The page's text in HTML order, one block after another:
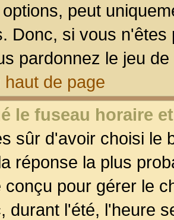
peut
Donc, si vous
pardonnez le jeu
de page
le fuseau horaire
sûr d'avoir choisi le
réponse la plus
conçu pour gérer le
durant l'été, l'heure